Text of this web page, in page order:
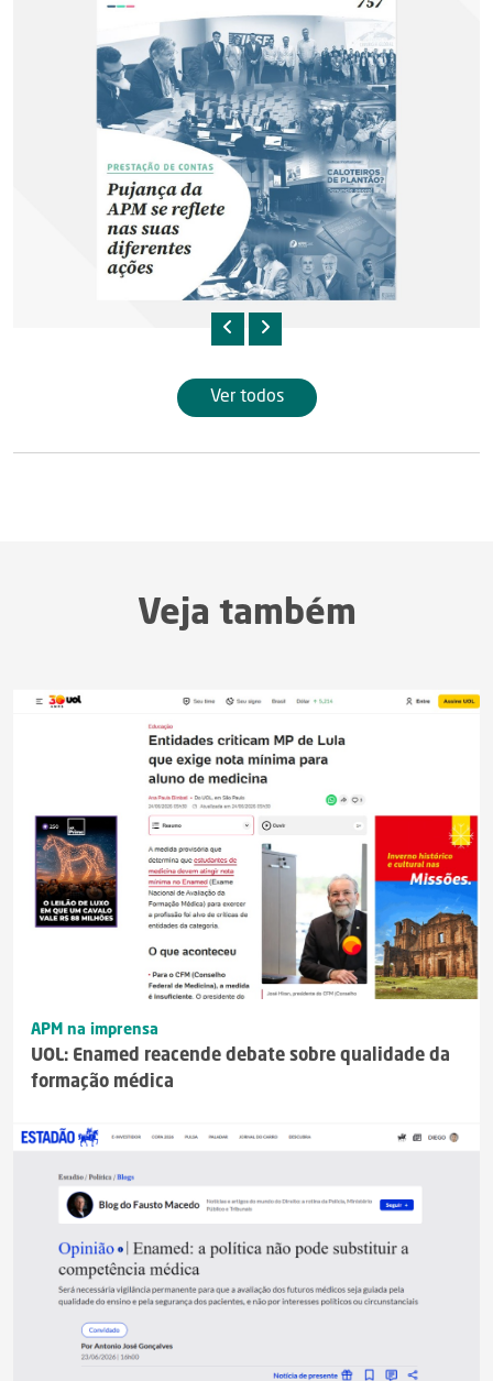
Ver todos
Veja também
APM na imprensa
UOL: Enamed reacende debate sobre qualidade da
formação médica